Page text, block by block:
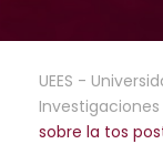
UEES -
Investigaciones
sobre la tos